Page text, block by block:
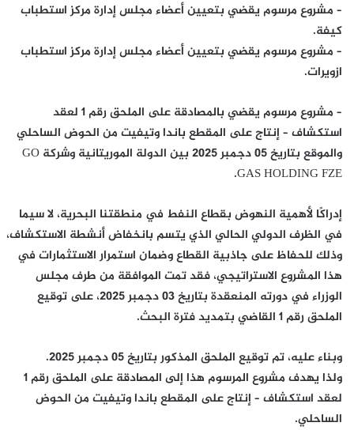
– مشروع مرسوم يقضي بتعيين أعضاء مجلس إدارة مركز استطباب
كيفة.
– مشروع مرسوم يقضي بتعيين أعضاء مجلس إدارة مركز استطباب
ازويرات.
– مشروع مرسوم يقضي بالمصادقة على الملحق رقم 1 لعقد
استكشاف – إنتاج على المقطع باندا وتيفيت من الحوض الساحلي
والموقع بتاريخ 05 دجمبر 2025 بين الدولة الموريتانية وشركة GO
GAS HOLDING FZE.
إدراكًا لأهمية النهوض بقطاع النفط في منطقتنا البحرية، لا سيما
في الظرف الدولي الحالي الذي يتسم بانخفاض أنشطة الاستكشاف،
وذلك للحفاظ على جاذبية القطاع وضمان استمرار الاستثمارات في
هذا المشروع الاستراتيجي، فقد تمت الموافقة من طرف مجلس
الوزراء في دورته المنعقدة بتاريخ 03 دجمبر 2025، على توقيع
الملحق رقم 1 القاضي بتمديد فترة البحث.
وبناء عليه، تم توقيع الملحق المذكور بتاريخ 05 دجمبر 2025.
ولذا يهدف مشروع المرسوم هذا إلى المصادقة على الملحق رقم 1
لعقد استكشاف – إنتاج على المقطع باندا وتيفيت من الحوض
الساحلي.